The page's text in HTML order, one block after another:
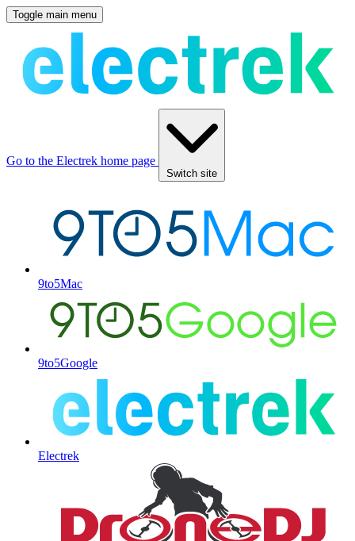
Toggle main menu
Go to the Electrek home page
Switch site
9to5Mac
9to5Google
Electrek